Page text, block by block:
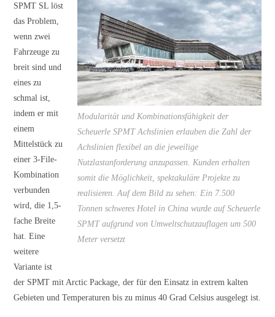
Modularität und Kombinationsfähigkeit der
Scheuerle SPMT Achslinien erlauben die Zahl der
Achslinien flexibel an die jeweilige
Nutzlastanforderung anzupassen. Kunden erhalten
somit die Möglichkeit, spektakuläre Projekte zu
realisieren. Auf dem Bild zu sehen: Ein 7.500
Tonnen schweres Hotel in China wurde auf Scheuerle
SPMT aufgrund von Umweltschutzauflagen um 500
Meter versetzt
SPMT SL löst
das Problem,
wenn zwei
Fahrzeuge zu
breit sind und
eines zu
schmal ist,
indem er mit
einem
Mittelstück zu
einer 3-File-
Kombination
verbunden
wird, die 1,5-
fache Breite
hat. Eine
weitere
Variante ist
der SPMT mit Arctic Package, der für den Einsatz in extrem kalten
Gebieten und Temperaturen bis zu minus 40 Grad Celsius ausgelegt ist.